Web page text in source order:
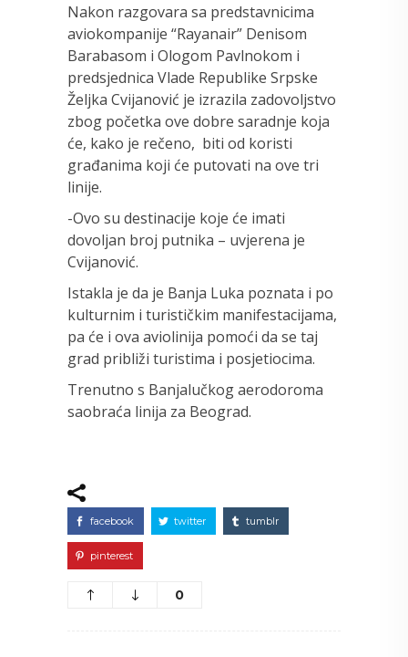
Nakon razgovara sa predstavnicima
aviokompanije “Rayanair” Denisom
Barabasom i Ologom Pavlnokom i
predsjednica Vlade Republike Srpske
Željka Cvijanović je izrazila zadovoljstvo
zbog početka ove dobre saradnje koja
će, kako je rečeno, biti od koristi
građanima koji će putovati na ove tri
linije.
-Ovo su destinacije koje će imati
dovoljan broj putnika – uvjerena je
Cvijanović.
Istakla je da je Banja Luka poznata i po
kulturnim i turističkim manifestacijama,
pa će i ova aviolinija pomoći da se taj
grad približi turistima i posjetiocima.
Trenutno s Banjalučkog aerodoroma
saobraća linija za Beograd.
facebook twitter tumblr
pinterest
0